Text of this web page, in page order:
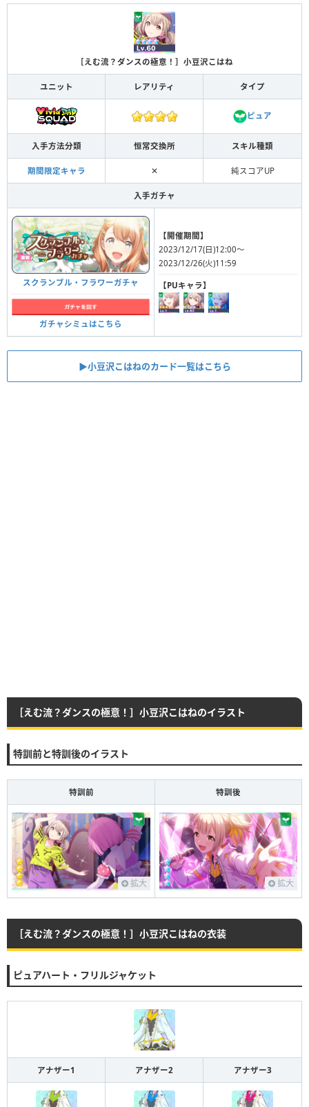
［えむ流？ダンスの極意！］小豆沢こはね
ユニット レアリティ タイプ
ピュア
入手方法分類 恒常交換所 スキル種類
期間限定キャラ ✕ 純スコアUP
入手ガチャ
スクランブル・フラワーガチャ
ガチャシミュはこちら
【開催期間】
2023/12/17(日)12:00〜
2023/12/26(火)11:59
【PUキャラ】
▶︎小豆沢こはねのカード一覧はこちら
［えむ流？ダンスの極意！］小豆沢こはねのイラスト
特訓前と特訓後のイラスト
特訓前 特訓後
拡大 拡大
［えむ流？ダンスの極意！］小豆沢こはねの衣装
ピュアハート・フリルジャケット
アナザー1 アナザー2 アナザー3